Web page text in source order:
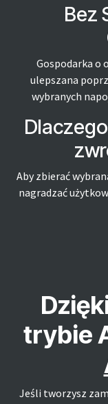
Bez
Gospodarka o
ulepszana
wybranych
Aby zbierać
nagradzać
trybie
Jeśli tworzysz